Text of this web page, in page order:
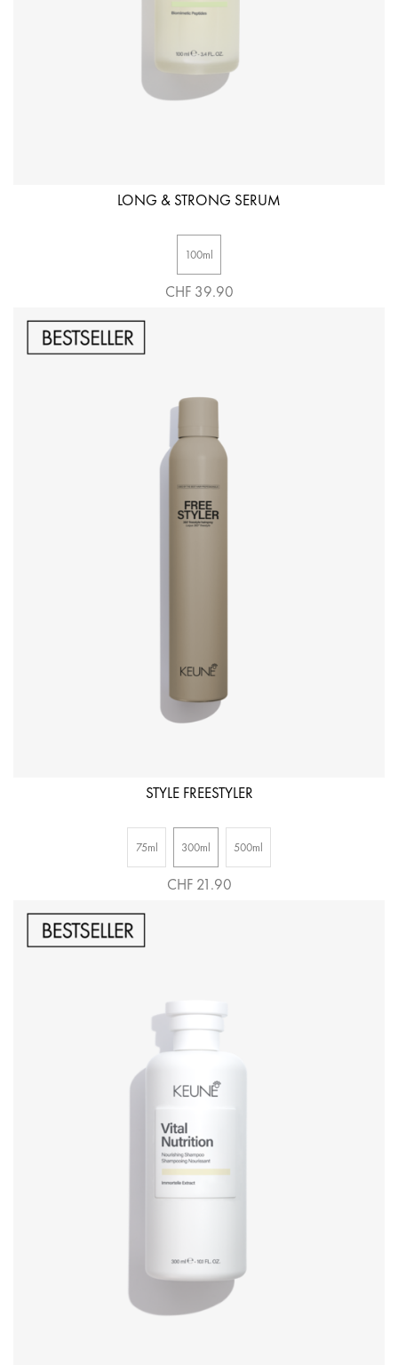
LONG & STRONG SERUM
100ml
CHF 39.90
STYLE FREESTYLER
75ml 300ml 500ml
CHF 21.90